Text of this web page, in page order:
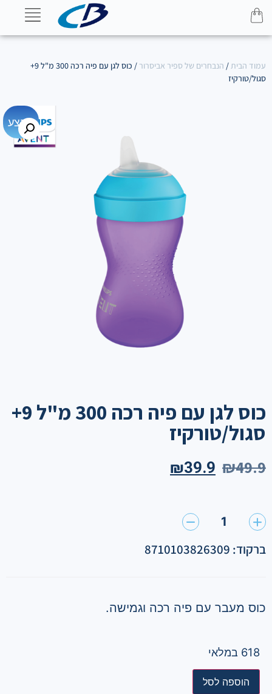
עמוד הבית/ הנבחרים של ספיר אביסרור
/ כוס לגן עם פיה רכה 300 מ"ל 9+
סגול/טורקיז
מבצע
כוס לגן עם פיה רכה 300 מ"ל 9+
סגול/טורקיז
₪49.9
₪39.9
1
ברקוד: 8710103826309
כוס מעבר עם פיה רכה וגמישה.
618 במלאי
הוספה לסל